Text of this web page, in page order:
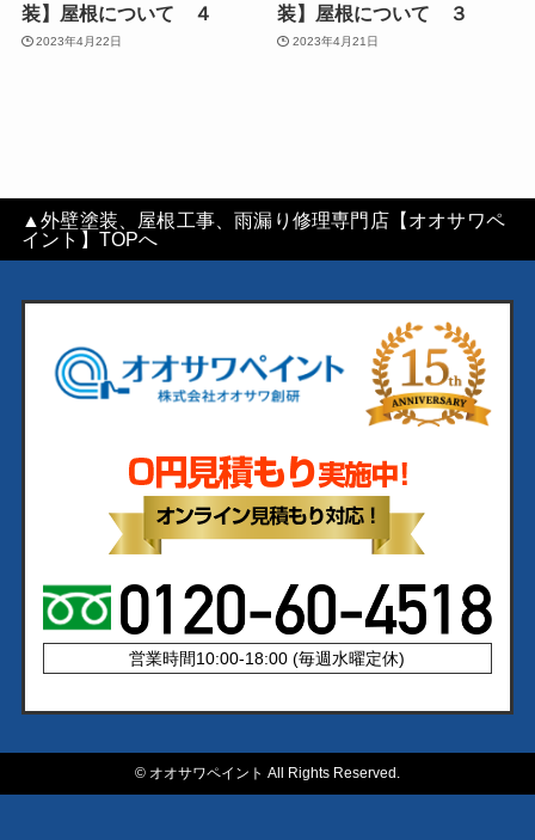
装】屋根について ４
2023年4月22日
装】屋根について ３
2023年4月21日
▲外壁塗装、屋根工事、雨漏り修理専門店【オオサワペ
イント】TOPへ
営業時間10:00-18:00 (毎週水曜定休)
© オオサワペイント All Rights Reserved.